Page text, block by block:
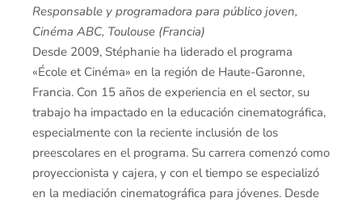
Responsable y programadora para público joven,
Cinéma ABC, Toulouse (Francia)
Desde 2009, Stéphanie ha liderado el programa
«École et Cinéma» en la región de Haute-Garonne,
Francia. Con 15 años de experiencia en el sector, su
trabajo ha impactado en la educación cinematográfica,
especialmente con la reciente inclusión de los
preescolares en el programa. Su carrera comenzó como
proyeccionista y cajera, y con el tiempo se especializó
en la mediación cinematográfica para jóvenes. Desde